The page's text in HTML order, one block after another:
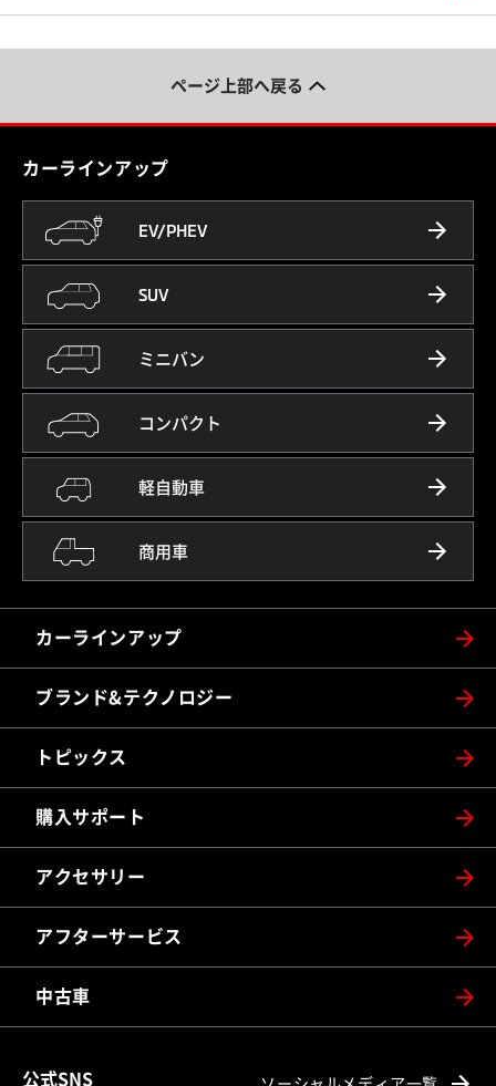
ページ上部へ戻る
カーラインアップ
カーラインアップ
EV/PHEV
SUV
ミニバン
コンパクト
軽自動車
商用車
ブランド&テクノロジー
トピックス
購入サポート
アクセサリー
アフターサービス
中古車
公式SNS